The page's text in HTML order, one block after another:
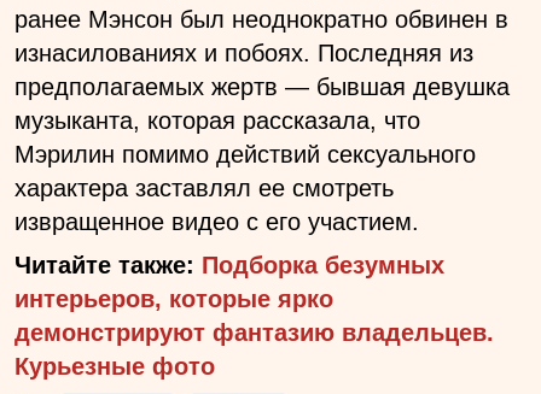
ранее Мэнсон был неоднократно обвинен в
изнасилованиях и побоях. Последняя из
предполагаемых жертв — бывшая девушка
музыканта, которая рассказала, что
Мэрилин помимо действий сексуального
характера заставлял ее смотреть
извращенное видео с его участием.
Читайте также: Подборка безумных
интерьеров, которые ярко
демонстрируют фантазию владельцев.
Курьезные фото